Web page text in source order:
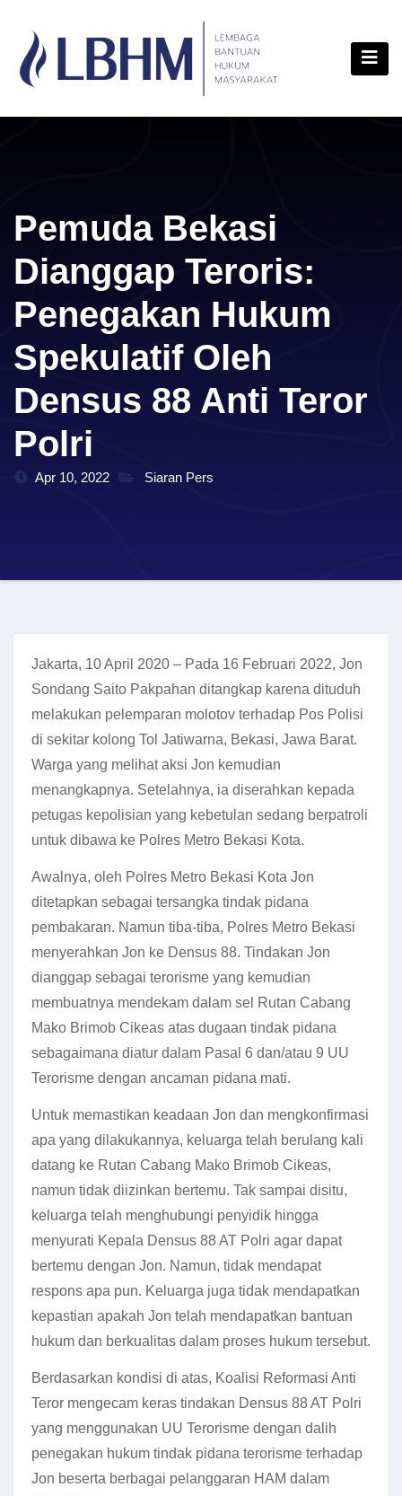
content
Pemuda Bekasi
Dianggap Teroris:
Penegakan Hukum
Spekulatif Oleh
Densus 88 Anti Teror
Polri
Apr 10, 2022 Siaran Pers
Jakarta, 10 April 2020 – Pada 16 Februari 2022, Jon
Sondang Saito Pakpahan ditangkap karena dituduh
melakukan pelemparan molotov terhadap Pos Polisi
di sekitar kolong Tol Jatiwarna, Bekasi, Jawa Barat.
Warga yang melihat aksi Jon kemudian
menangkapnya. Setelahnya, ia diserahkan kepada
petugas kepolisian yang kebetulan sedang berpatroli
untuk dibawa ke Polres Metro Bekasi Kota.
Awalnya, oleh Polres Metro Bekasi Kota Jon
ditetapkan sebagai tersangka tindak pidana
pembakaran. Namun tiba-tiba, Polres Metro Bekasi
menyerahkan Jon ke Densus 88. Tindakan Jon
dianggap sebagai terorisme yang kemudian
membuatnya mendekam dalam sel Rutan Cabang
Mako Brimob Cikeas atas dugaan tindak pidana
sebagaimana diatur dalam Pasal 6 dan/atau 9 UU
Terorisme dengan ancaman pidana mati.
Untuk memastikan keadaan Jon dan mengkonfirmasi
apa yang dilakukannya, keluarga telah berulang kali
datang ke Rutan Cabang Mako Brimob Cikeas,
namun tidak diizinkan bertemu. Tak sampai disitu,
keluarga telah menghubungi penyidik hingga
menyurati Kepala Densus 88 AT Polri agar dapat
bertemu dengan Jon. Namun, tidak mendapat
respons apa pun. Keluarga juga tidak mendapatkan
kepastian apakah Jon telah mendapatkan bantuan
hukum dan berkualitas dalam proses hukum tersebut.
Berdasarkan kondisi di atas, Koalisi Reformasi Anti
Teror mengecam keras tindakan Densus 88 AT Polri
yang menggunakan UU Terorisme dengan dalih
penegakan hukum tindak pidana terorisme terhadap
Jon beserta berbagai pelanggaran HAM dalam